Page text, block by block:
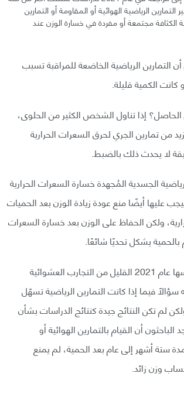
الرياضية الهوائية أو المقاومة أو التمارين
الكثافة مجتمعة أو مفردة في خسارة الوزن عند
التمارين الرياضية الخاضعة للمراقبة تسبب
الكمية قليلة.
إذا تناول الشخص الكثير من الحلوى،
من تمارين الجري لحرق السعرات الحرارية
لا يحدث ذلك بالضبط.
الجسدية المُجهدة خسارة السعرات الحرارية
عليها أيضًا منع عودة زيادة الوزن بعد الحميات
ولكن الحفاظ على الوزن بعد خسارة السعرات
بالحمية يشكل تحديًا شائعًا.
تضمنت الدراسة نفسها عام 2021 القليل من التجارب العشوائية
فيما إذا كانت التمارين الرياضية تسهّل
لم تكن النتائج جيدة كنتائج الدراسات بشأن
أن القيام بالتمارين الهوائية أو
ستة أشهر إلى عام بعد الحمية، لم يمنع
وزن زائد.